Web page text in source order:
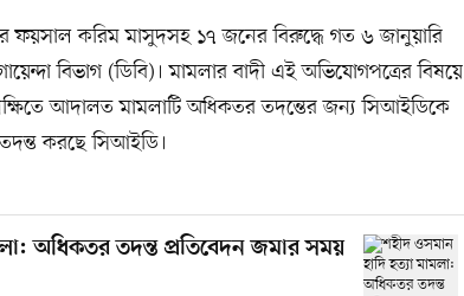
ফয়সাল করিম মাসুদসহ ১৭ জনের বিরুদ্ধে গত ৬ জানুয়ারি
বিভাগ (ডিবি)। মামলার বাদী এই অভিযোগপত্রের বিষয়ে
আদালত মামলাটি অধিকতর তদন্তের জন্য সিআইডিকে
করছে সিআইডি।
অধিকতর তদন্ত প্রতিবেদন জমার সময়